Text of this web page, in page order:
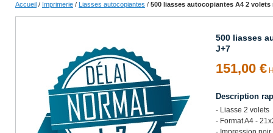
Accueil / Imprimerie / Liasses autocopiantes / 500 liasses autocopiantes A4 2 volets
500 liasses
J+7
151,00 €
Description
- Liasse 2 volets
- Format A4 -